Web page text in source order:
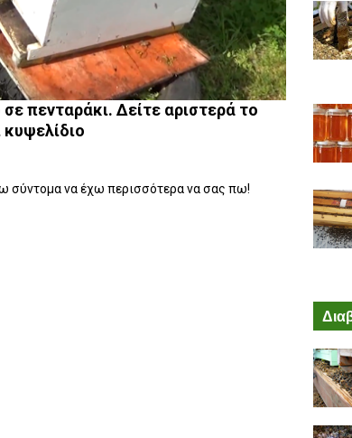
πενταράκι. Δείτε αριστερά το
σύντομα να έχω περισσότερα να σας πω!